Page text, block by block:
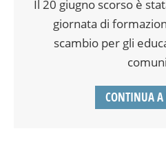
Il 20 giugno scorso è
giornata di
scambio per gli
CONTINUA A